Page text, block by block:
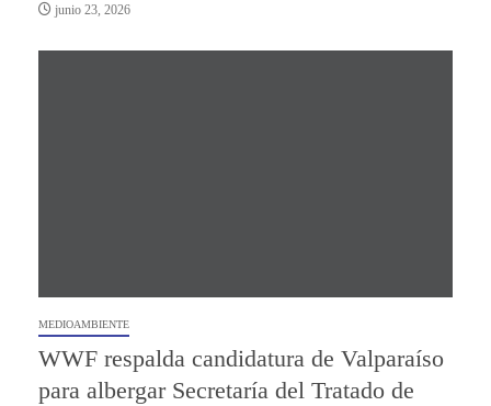
junio 23, 2026
MEDIOAMBIENTE
WWF respalda candidatura de Valparaíso
para albergar Secretaría del Tratado de